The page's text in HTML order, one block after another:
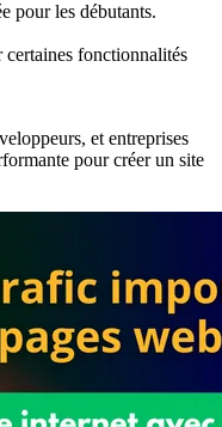
pour les débutants.
fonctionnalités
et entreprises
pour créer un site